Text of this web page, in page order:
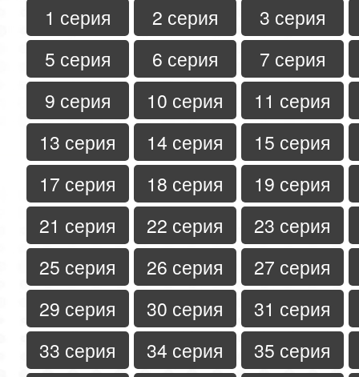
1 серия 2 серия
3 серия
5 серия
6 серия
7 серия
9 серия
10 серия
11 серия
13 серия
14 серия
15 серия
17 серия
18 серия
19 серия
21 серия
22 серия
23 серия
25 серия
26 серия
27 серия
29 серия
30 серия
31 серия
33 серия
34 серия
35 серия